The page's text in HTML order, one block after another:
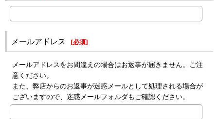
メールアドレス [必須]
メールアドレスをお間違えの場合はお返事が届きません。ご注
意ください。
また、弊店からのお返事が迷惑メールとして処理される場合が
ございますので、迷惑メールフォルダもご確認ください。